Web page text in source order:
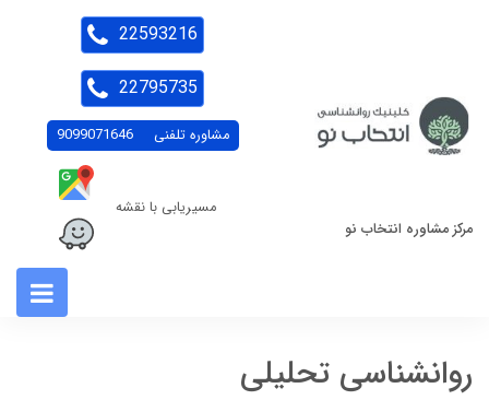
مرکز مشاوره انتخاب نو
مشاوره تلفنی 9099071646
مسیریابی با نقشه
22593216
22795735
روانشناسی تحلیلی